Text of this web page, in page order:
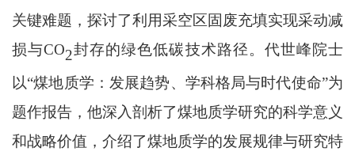
关键难题，探讨了利用采空区固废充填实现采动减
损与CO2封存的绿色低碳技术路径。代世峰院士
以“煤地质学：发展趋势、学科格局与时代使命”为
题作报告，他深入剖析了煤地质学研究的科学意义
和战略价值，介绍了煤地质学的发展规律与研究特